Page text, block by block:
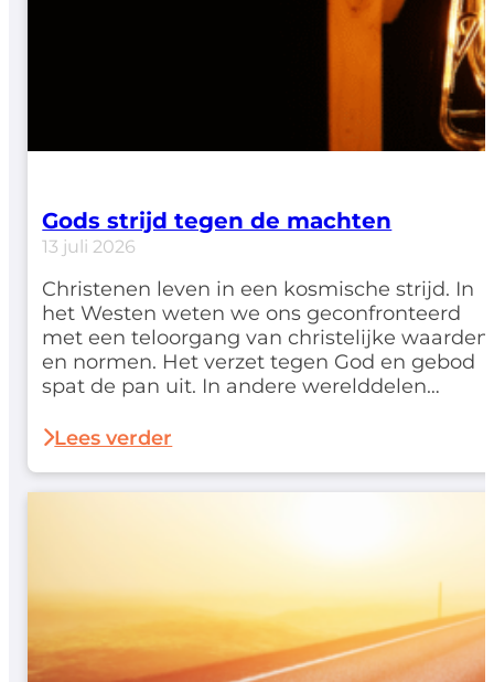
Gods strijd tegen de machten
13 juli 2026
Christenen leven in een kosmische strijd. In
het Westen weten we ons geconfronteerd
met een teloorgang van christelijke waarden
en normen. Het verzet tegen God en gebod
spat de pan uit. In andere werelddelen
vervolgd. Net als bij de eerste leerlingen in
Lees verder